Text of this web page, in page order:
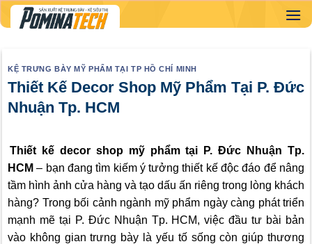
Skip
to
KỆ TRƯNG BÀY MỸ PHẨM TẠI TP HỒ CHÍ MINH
Thiết Kế Decor Shop Mỹ Phẩm Tại P. Đức
Nhuận Tp. HCM
Thiết kế decor shop mỹ phẩm tại P. Đức Nhuận Tp.
HCM – bạn đang tìm kiếm ý tưởng thiết kế độc đáo để nâng
tầm hình ảnh cửa hàng và tạo dấu ấn riêng trong lòng khách
hàng? Trong bối cảnh ngành mỹ phẩm ngày càng phát triển
mạnh mẽ tại P. Đức Nhuận Tp. HCM, việc đầu tư bài bản
vào không gian trưng bày là yếu tố sống còn giúp thương